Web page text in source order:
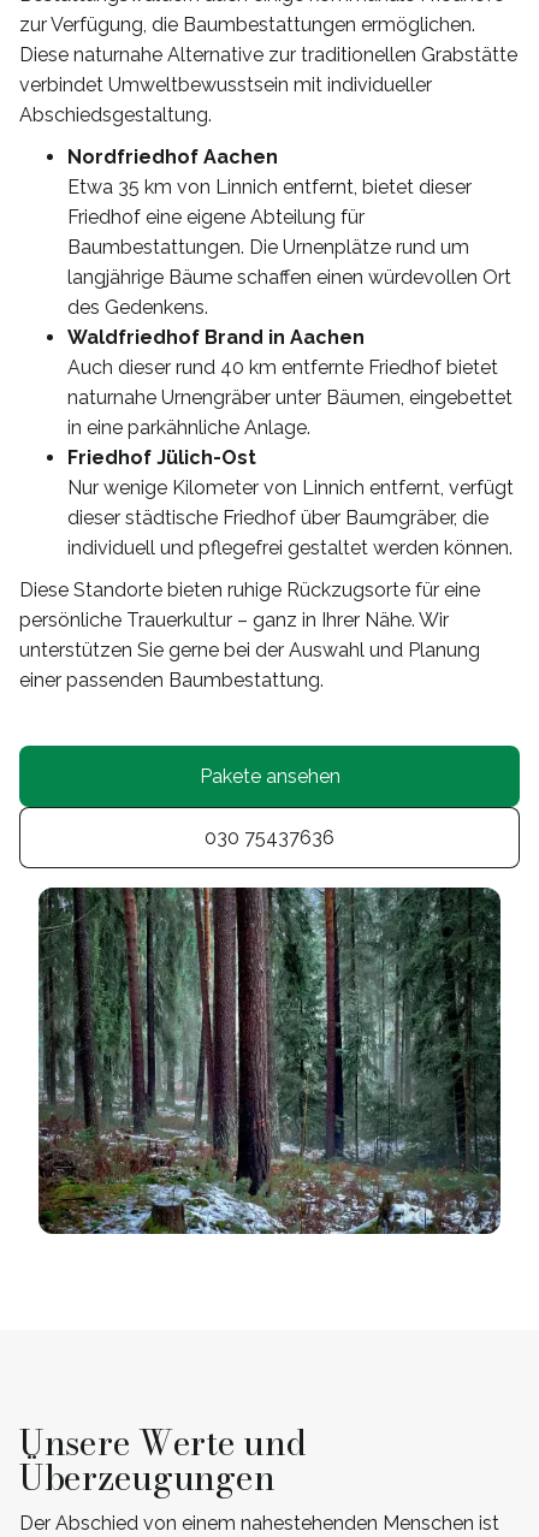
zur Verfügung, die Baumbestattungen ermöglichen.
Diese naturnahe Alternative zur traditionellen Grabstätte
verbindet Umweltbewusstsein mit individueller
Abschiedsgestaltung.
Nordfriedhof Aachen
Etwa 35 km von Linnich entfernt, bietet dieser
Friedhof eine eigene Abteilung für
Baumbestattungen. Die Urnenplätze rund um
langjährige Bäume schaffen einen würdevollen Ort
des Gedenkens.
Waldfriedhof Brand in Aachen
Auch dieser rund 40 km entfernte Friedhof bietet
naturnahe Urnengräber unter Bäumen, eingebettet
in eine parkähnliche Anlage.
Friedhof Jülich-Ost
Nur wenige Kilometer von Linnich entfernt, verfügt
dieser städtische Friedhof über Baumgräber, die
individuell und pflegefrei gestaltet werden können.
Diese Standorte bieten ruhige Rückzugsorte für eine
persönliche Trauerkultur – ganz in Ihrer Nähe. Wir
unterstützen Sie gerne bei der Auswahl und Planung
einer passenden Baumbestattung.
Pakete ansehen
030 75437636
Unsere Werte und
Überzeugungen
Der Abschied von einem nahestehenden Menschen ist